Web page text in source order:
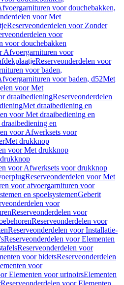
voor douchebakken,
voor Met
Reserveonderdelen voor Zonder
voor
voor douchebakken
Afvoergarnituren voor
Reserveonderdelen voor
voor baden,
voor baden, d52Met
voor Met
draaibedieningReserveonderdelen
Met draaibediening en
voor Met draaibediening en
en
voor Afwerksets voor
Met drukknop
voor Met drukknop
voor Afwerksets voor drukknop
Reserveonderdelen voor Met
voor afvoergarnituren voor
en spoelsystemenGeberit
voor
Reserveonderdelen voor
Reserveonderdelen voor
Reserveonderdelen voor Installatie-
Reserveonderdelen voor Elementen
Reserveonderdelen voor
voor bidetsReserveonderdelen
voor
Elementen voor urinoirsElementen
Reserveonderdelen voor Elementen